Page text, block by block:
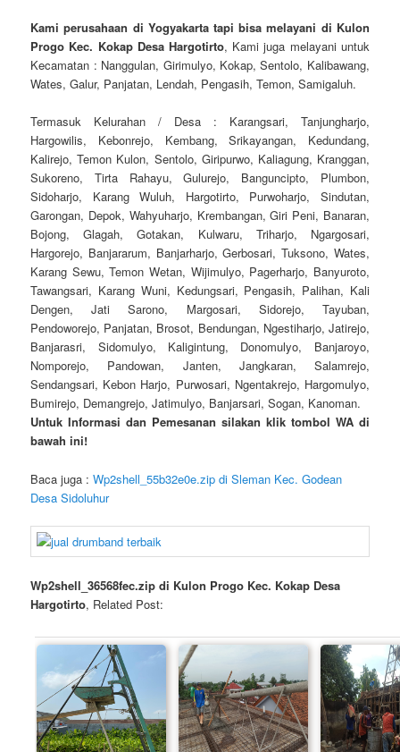
Kami perusahaan di Yogyakarta tapi bisa melayani di Kulon
Progo Kec. Kokap Desa Hargotirto, Kami juga melayani untuk
Kecamatan : Nanggulan, Girimulyo, Kokap, Sentolo, Kalibawang,
Wates, Galur, Panjatan, Lendah, Pengasih, Temon, Samigaluh.
Termasuk Kelurahan / Desa : Karangsari, Tanjungharjo,
Hargowilis, Kebonrejo, Kembang, Srikayangan, Kedundang,
Kalirejo, Temon Kulon, Sentolo, Giripurwo, Kaliagung, Kranggan,
Sukoreno, Tirta Rahayu, Gulurejo, Banguncipto, Plumbon,
Sidoharjo, Karang Wuluh, Hargotirto, Purwoharjo, Sindutan,
Garongan, Depok, Wahyuharjo, Krembangan, Giri Peni, Banaran,
Bojong, Glagah, Gotakan, Kulwaru, Triharjo, Ngargosari,
Hargorejo, Banjararum, Banjarharjo, Gerbosari, Tuksono, Wates,
Karang Sewu, Temon Wetan, Wijimulyo, Pagerharjo, Banyuroto,
Tawangsari, Karang Wuni, Kedungsari, Pengasih, Palihan, Kali
Dengen, Jati Sarono, Margosari, Sidorejo, Tayuban,
Pendoworejo, Panjatan, Brosot, Bendungan, Ngestiharjo, Jatirejo,
Banjarasri, Sidomulyo, Kaligintung, Donomulyo, Banjaroyo,
Nomporejo, Pandowan, Janten, Jangkaran, Salamrejo,
Sendangsari, Kebon Harjo, Purwosari, Ngentakrejo, Hargomulyo,
Bumirejo, Demangrejo, Jatimulyo, Banjarsari, Sogan, Kanoman.
Untuk Informasi dan Pemesanan silakan klik tombol WA di
bawah ini!
Baca juga :Wp2shell_55b32e0e.zip di Sleman Kec. Godean
Desa Sidoluhur
Wp2shell_36568fec.zip di Kulon Progo Kec. Kokap Desa
Hargotirto, Related Post: